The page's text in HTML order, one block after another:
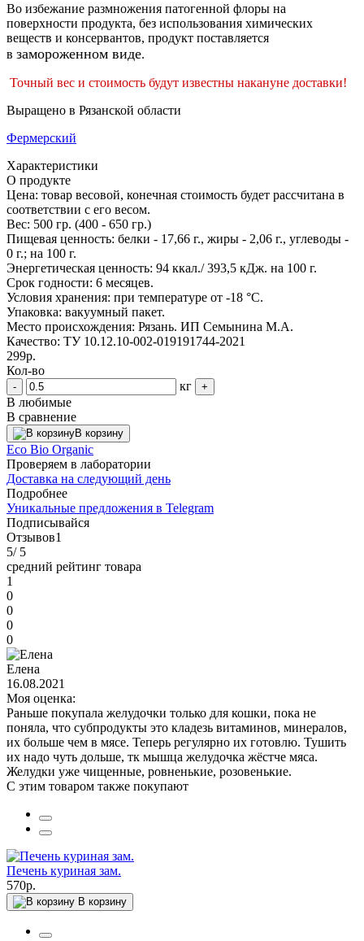
Во избежание размножения патогенной флоры на
поверхности продукта, без использования химических
веществ и консервантов, продукт поставляется
в замороженном виде.
Точный вес и стоимость будут известны накануне доставки!
Выращено в Рязанской области
Фермерский
Характеристики
О продукте
Цена: товар весовой, конечная стоимость будет рассчитана в
соответствии с его весом.
Вес: 500 гр. (400 - 650 гр.)
Пищевая ценность: белки - 17,66 г., жиры - 2,06 г., углеводы -
0 г.; на 100 г.
Энергетическая ценность: 94 ккал./ 393,5 кДж. на 100 г.
Срок годности: 6 месяцев.
Условия хранения: при температуре от -18 °С.
Упаковка: вакуумный пакет.
Место происхождения: Рязань. ИП Семынина М.А.
Качество: ТУ 10.12.10-002-019191744-2021
299р.
Кол-во
- кг +
В любимые
В сравнение
В корзину
Eco Bio Organic
Проверяем в лаборатории
Доставка на следующий день
Подробнее
Уникальные предложения в Telegram
Подписывайся
Отзывов1
5/ 5
средний рейтинг товара
1
0
0
0
0
Елена
16.08.2021
Моя оценка:
Раньше покупала желудочки только для кошки, пока не
поняла, что субпродукты это кладезь витаминов, минералов,
их больше чем в мясе. Теперь регулярно их готовлю. Тушить
их надо чуть дольше, тк мышца желудочка жёстче мяса.
Желудки уже чищенные, ровненькие, розовенькие.
С этим товаром также покупают
Печень куриная зам.
570р.
В корзину